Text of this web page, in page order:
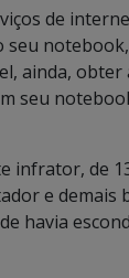
de
seu
ainda, obter
seu
infrator, de
e demais
havia